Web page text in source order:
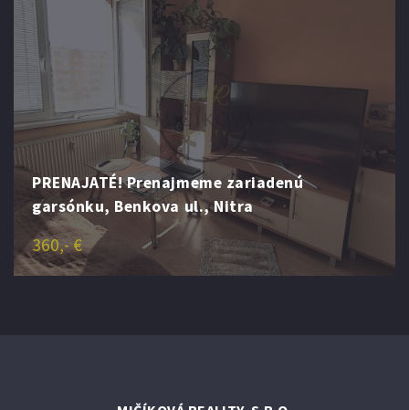
PRENAJATÉ! Prenajmeme zariadenú
garsónku, Benkova ul., Nitra
360,- €